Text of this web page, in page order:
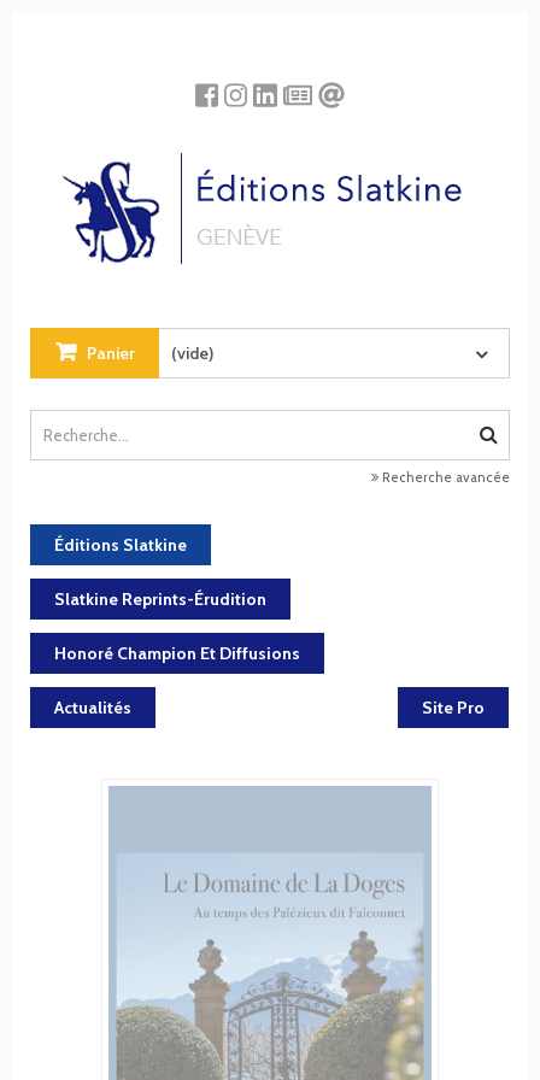
Panier (vide)
Recherche avancée
Éditions Slatkine
Slatkine Reprints-Érudition
Honoré Champion Et Diffusions
Actualités Site Pro